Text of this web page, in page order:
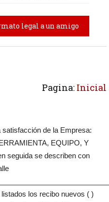
legal a un amigo
Pagina: Inicial
de la Empresa:
EQUIPO, Y
seguida se describen con
los recibo nuevos ( )